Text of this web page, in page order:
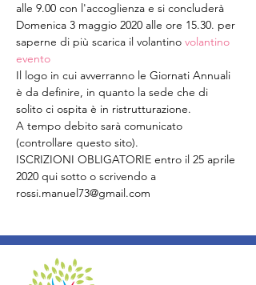
alle 9.00 con l'accoglienza e si concluderà
Domenica 3 maggio 2020 alle ore 15.30. per
saperne di più scarica il volantino volantino
evento
Il logo in cui avverranno le Giornati Annuali
è da definire, in quanto la sede che di
solito ci ospita è in ristrutturazione.
A tempo debito sarà comunicato
(controllare questo sito).
ISCRIZIONI OBLIGATORIE entro il 25 aprile
2020 qui sotto o scrivendo a
rossi.manuel73@gmail.com